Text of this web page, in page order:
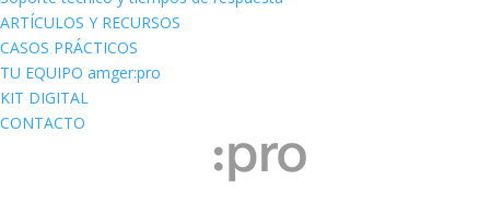
ARTÍCULOS Y RECURSOS
CASOS PRÁCTICOS
TU EQUIPO amger:pro
KIT DIGITAL
CONTACTO